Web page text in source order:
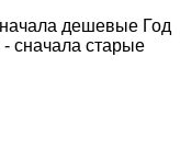
дешевые Год
- сначала старые